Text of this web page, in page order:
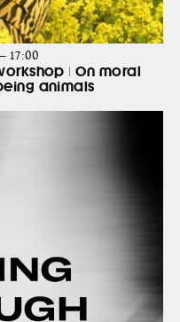
17:00
| On moral
animals